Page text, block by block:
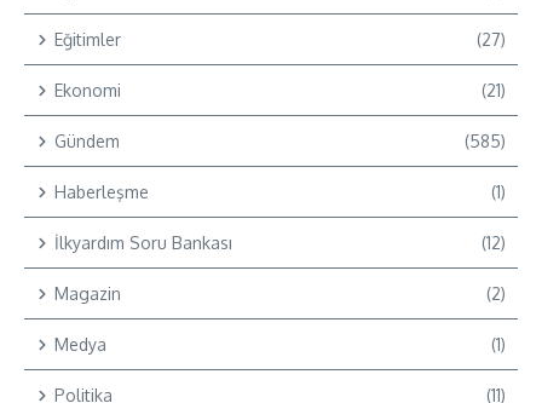
Eğitimler (27)
Ekonomi (21)
Gündem (585)
Haberleşme (1)
İlkyardım Soru Bankası (12)
Magazin (2)
Medya (1)
Politika (11)